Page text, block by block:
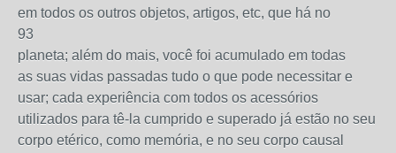
em todos os outros objetos, artigos, etc, que há no
93
planeta; além do mais, você foi acumulado em todas
as suas vidas passadas tudo o que pode necessitar e
usar; cada experiência com todos os acessórios
utilizados para tê-la cumprido e superado já estão no seu
corpo etérico, como memória, e no seu corpo causal